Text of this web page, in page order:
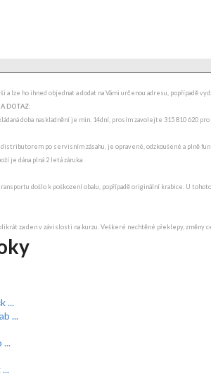
a lze ho ihned objednat a dodat na Vámi určenou adresu, popřípadě
DOTAZ:
doba naskladnění je min. 14dní, prosím zavolejte 315 810 620
po servisním zásahu, je opravené, odzkoušené a plně
je dána plná 2 letá záruka.
došlo k poškození obalu, popřípadě originální krabice. U
za den v závislosti na kurzu. Veškeré nechtěné překlepy, změny
...
...
...